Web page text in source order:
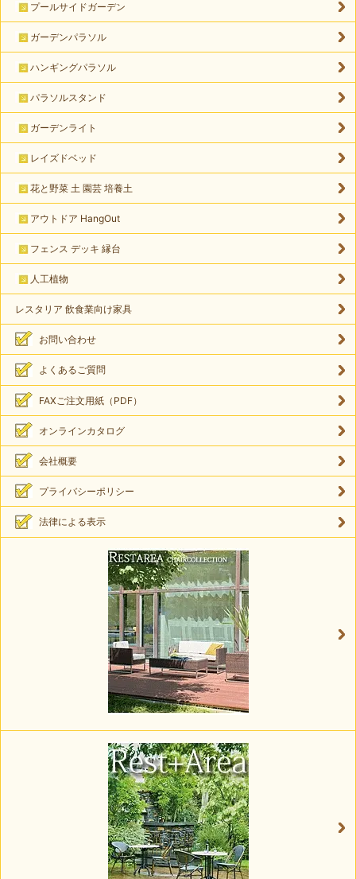
プールサイドガーデン
ガーデンパラソル
ハンギングパラソル
パラソルスタンド
ガーデンライト
レイズドベッド
花と野菜 土 園芸 培養土
アウトドア HangOut
フェンス デッキ 縁台
人工植物
レスタリア 飲食業向け家具
お問い合わせ
よくあるご質問
FAXご注文用紙（PDF）
オンラインカタログ
会社概要
プライバシーポリシー
法律による表示